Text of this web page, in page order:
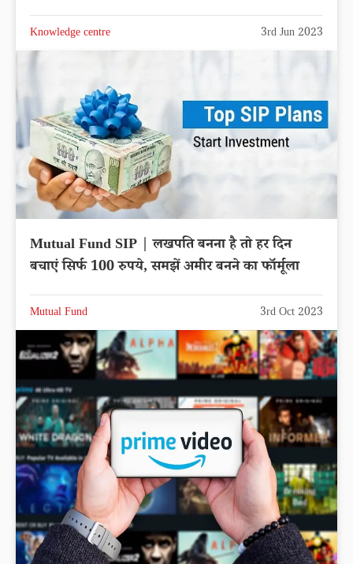
Knowledge centre 3rd Jun 2023
Mutual Fund SIP | लखपति बनना है तो हर दिन
बचाएं सिर्फ 100 रुपये, समझें अमीर बनने का फॉर्मूला
Mutual Fund 3rd Oct 2023